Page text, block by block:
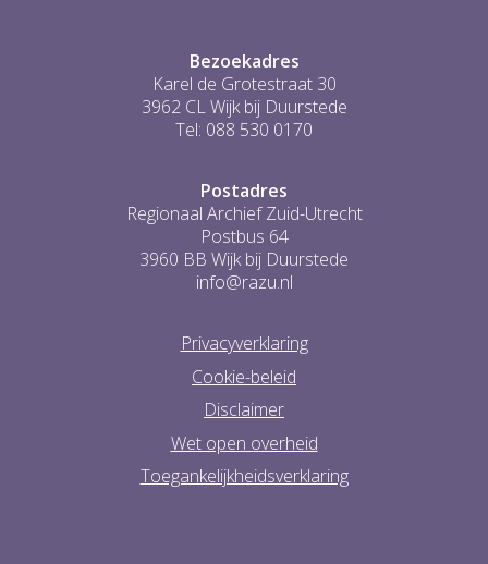
Bezoekadres
Karel de Grotestraat 30
3962 CL Wijk bij Duurstede
Tel: 088 530 0170
Postadres
Regionaal Archief Zuid-Utrecht
Postbus 64
3960 BB Wijk bij Duurstede
info@razu.nl
Privacyverklaring
Cookie-beleid
Disclaimer
Wet open overheid
Toegankelijkheidsverklaring